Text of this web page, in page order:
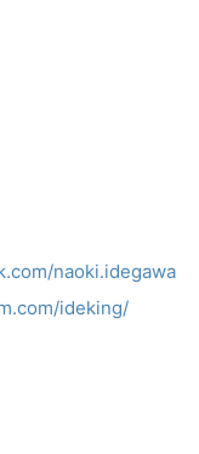
naoki.idegawa
ideking/